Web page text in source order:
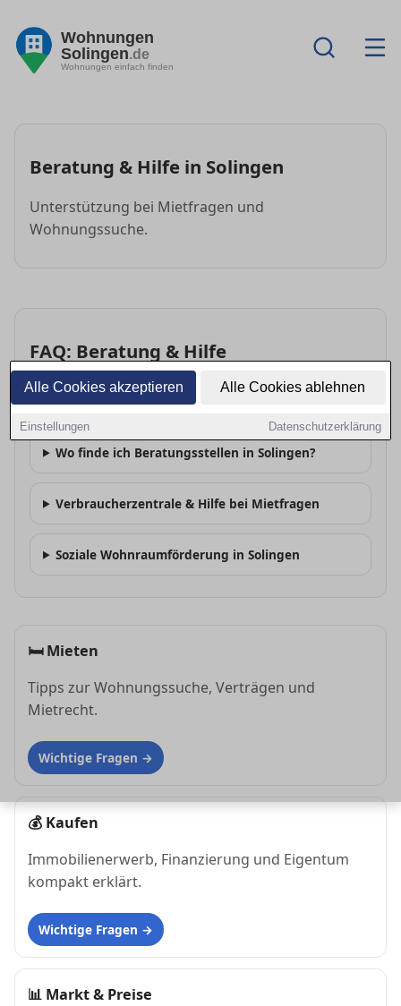
Alle Cookies akzeptieren Alle Cookies ablehnen
Einstellungen Datenschutzerklärung
Wohnungen
Solingen.de
Wohnungen einfach finden
Beratung & Hilfe in Solingen
Unterstützung bei Mietfragen und
Wohnungssuche.
FAQ: Beratung & Hilfe
Gibt es Mieterschutzvereine in Solingen?
Wo finde ich Beratungsstellen in Solingen?
Verbraucherzentrale & Hilfe bei Mietfragen
Soziale Wohnraumförderung in Solingen
🛏Mieten
Tipps zur Wohnungssuche, Verträgen und
Mietrecht.
Wichtige Fragen
💰 Kaufen
Immobilienerwerb, Finanzierung und Eigentum
kompakt erklärt.
Wichtige Fragen
📊 Markt & Preise